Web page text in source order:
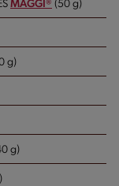
MAGGI® (50 g)
g)
g)